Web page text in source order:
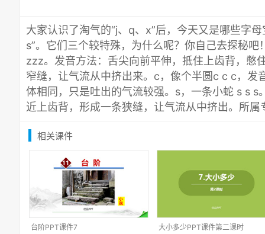
大家认识了淘气的“j、q、x”后，今天又是哪些字
s”。它们三个较特殊，为什么呢？你自己去探秘
zzz。发音方法：舌尖向前平伸，抵住上齿背，憋
窄缝，让气流从中挤出来。c，像个半圆c c c，发
体相同，只是吐出的气流较强。s，一条小蛇 s s s
近上齿背，形成一条狭缝，让气流从中挤出。所属
相关课件
台阶PPT课件7 大小多少PPT课件第二课时